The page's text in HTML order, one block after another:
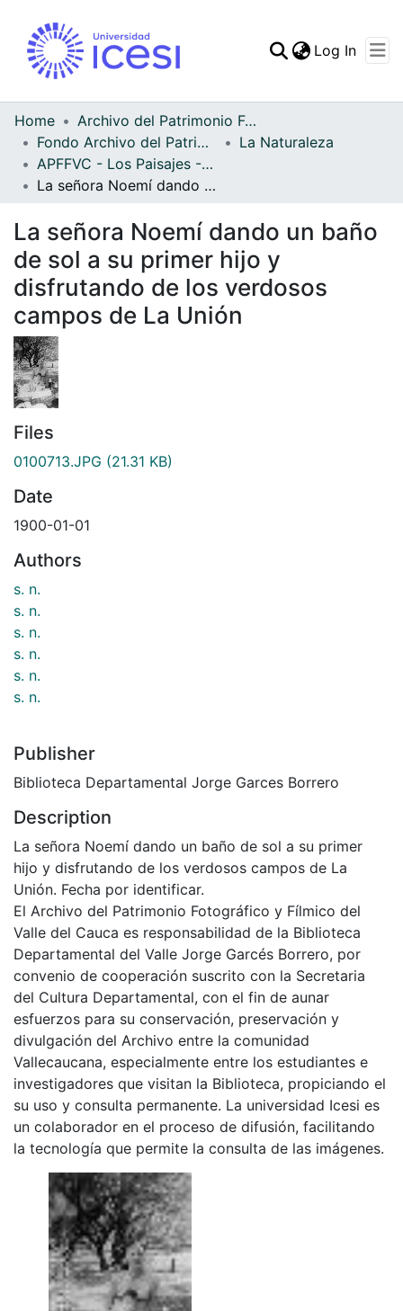
Statistics
Log In
Home
Archivo del Patrimonio Fotográfico y Fílmico del Valle del Cauca
Fondo Archivo del Patrimonio Fotográfico y Fílmico del Valle del Cauca
La Naturaleza
APFFVC - Los Paisajes - Patrimonial
La señora Noemí dando un baño de sol a su primer hijo y disfrutando de los verdosos campos de La Unión
La señora Noemí dando un baño
de sol a su primer hijo y
disfrutando de los verdosos
campos de La Unión
Files
0100713.JPG (21.31 KB)
Date
1900-01-01
Authors
s. n.
s. n.
s. n.
s. n.
s. n.
s. n.
Publisher
Biblioteca Departamental Jorge Garces Borrero
Description
La señora Noemí dando un baño de sol a su primer
hijo y disfrutando de los verdosos campos de La
Unión. Fecha por identificar.
El Archivo del Patrimonio Fotográfico y Fílmico del
Valle del Cauca es responsabilidad de la Biblioteca
Departamental del Valle Jorge Garcés Borrero, por
convenio de cooperación suscrito con la Secretaria
del Cultura Departamental, con el fin de aunar
esfuerzos para su conservación, preservación y
divulgación del Archivo entre la comunidad
Vallecaucana, especialmente entre los estudiantes e
investigadores que visitan la Biblioteca, propiciando el
su uso y consulta permanente. La universidad Icesi es
un colaborador en el proceso de difusión, facilitando
la tecnología que permite la consulta de las imágenes.